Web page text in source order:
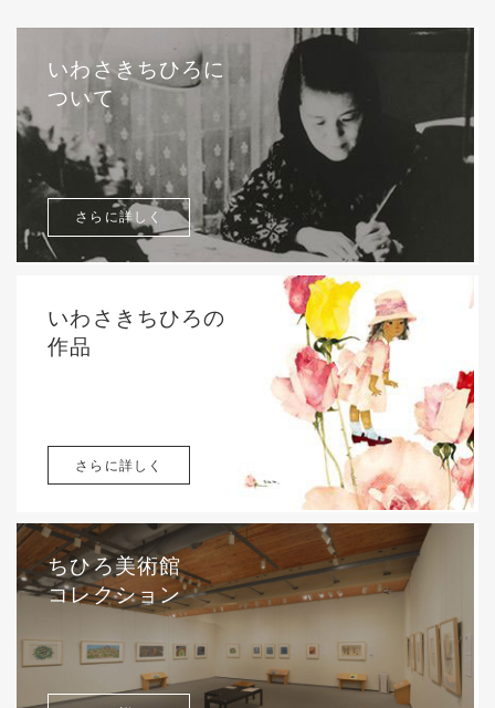
いわさきちひろに
ついて
さらに詳しく
いわさきちひろの
作品
さらに詳しく
ちひろ美術館
コレクション